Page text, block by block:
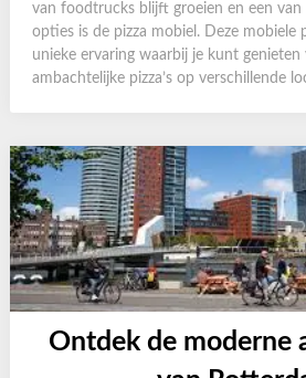
van foodtrucks blijft groeien en een van
opties is de pizza mobiel. Deze mobiele
unieke ervaring waarbij je kunt genieten
ambachtelijke pizza’s op verschillende
Ontdek de moderne